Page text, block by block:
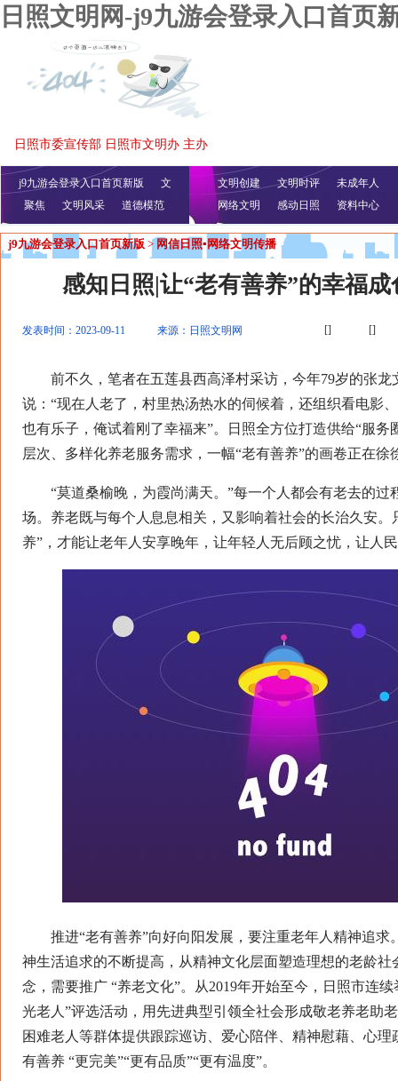
日照文明网-j9九游会登录入口首页
日照市委宣传部 日照市文明办 主办
j9九游会登录入口首页新版
文
明播报
公益视频
聚焦 文明风采 道德模范
文明创建 文明时评
未成年人
网络文明
感动日照 资料中心
j9九游会登录入口首页新版 > 网信日照▪网络文明传播
感知日照|让“老有善养”的幸福
发表时间：2023-09-11 来源：日照文明网 [] []
前不久，笔者在五莲县西高泽村采访，今年79岁的张龙
说：“现在人老了，村里热汤热水的伺候着，还组织看电影
也有乐子，俺试着刚了幸福来”。日照全方位打造供给“服务
层次、多样化养老服务需求，一幅“老有善养”的画卷正在徐
“莫道桑榆晚，为霞尚满天。”每一个人都会有老去的过
场。养老既与每个人息息相关，又影响着社会的长治久安。
养”，才能让老年人安享晚年，让年轻人无后顾之忧，让人
推进“老有善养”向好向阳发展，要注重老年人精神追求
神生活追求的不断提高，从精神文化层面塑造理想的老龄社
念，需要推广 “养老文化”。从2019年开始至今，日照市连续
光老人”评选活动，用先进典型引领全社会形成敬老养老助
困难老人等群体提供跟踪巡访、爱心陪伴、精神慰藉、心理
有善养 “更完美”“更有品质”“更有温度”。